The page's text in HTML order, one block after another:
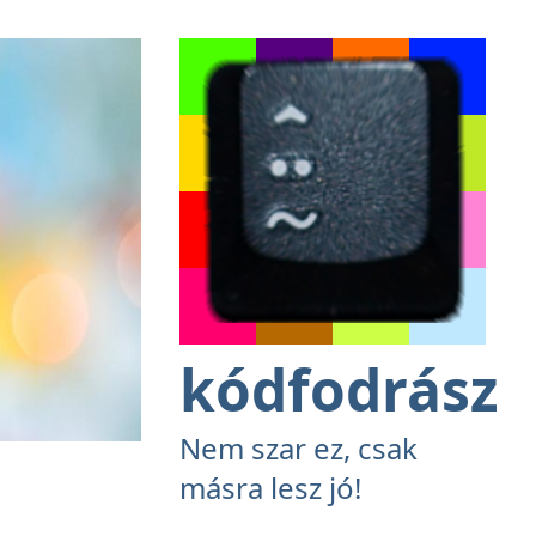
kódfodrász
Nem szar ez, csak
másra lesz jó!